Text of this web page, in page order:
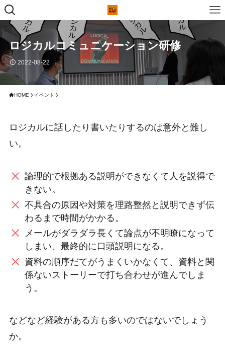
ロジカルコミュニケーション研修
2022-08-22
HOME イベント
ロジカルに話したり書いたりするのは意外と難し
い。
論理的で根拠ある説明ができなくて人を説得で
きない。
不具合の原因や対策を理路整然と説明できず伝
わるまで時間がかかる。
メールがダラダラ長くて論点が不明瞭になって
しまい、最終的に口頭説明になる。
資料の順序だてがうまくいかなくて、資料と関
係ないストーリーで打ち合わせが進んでしま
う。
などなど経験がある方も多いのではないでしょう
か。